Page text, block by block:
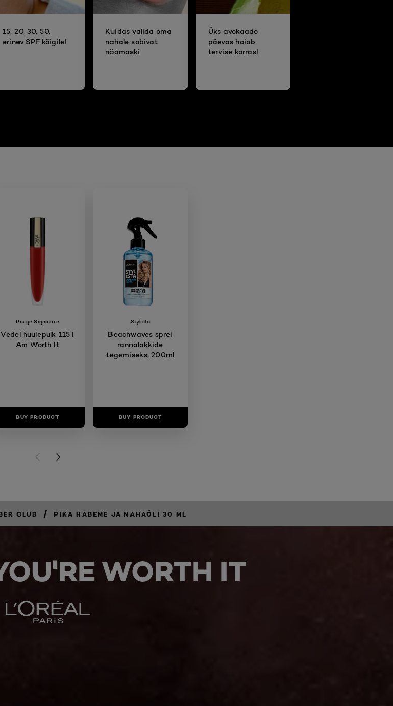
15, 20, 30, 50,
erinev SPF kõigile!
Kuidas valida oma
nahale sobivat
näomaski
Üks avokaado
päevas hoiab
tervise korras!
Rouge Signature
Vedel huulepulk 115 I
Am Worth It
BUY PRODUCT
Stylista
Beachwaves sprei
rannalokkide
tegemiseks, 200ml
BUY PRODUCT
PREVIOUS CARD
NEXT CARD
CLUB / PIKA HABEME JA NAHAÕLI 30 ML
WORTH IT